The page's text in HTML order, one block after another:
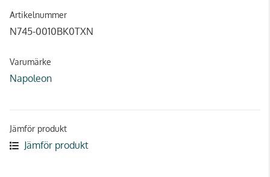
Artikelnummer
N745-0010BK0TXN
Varumärke
Napoleon
Jämför produkt
Jämför produkt